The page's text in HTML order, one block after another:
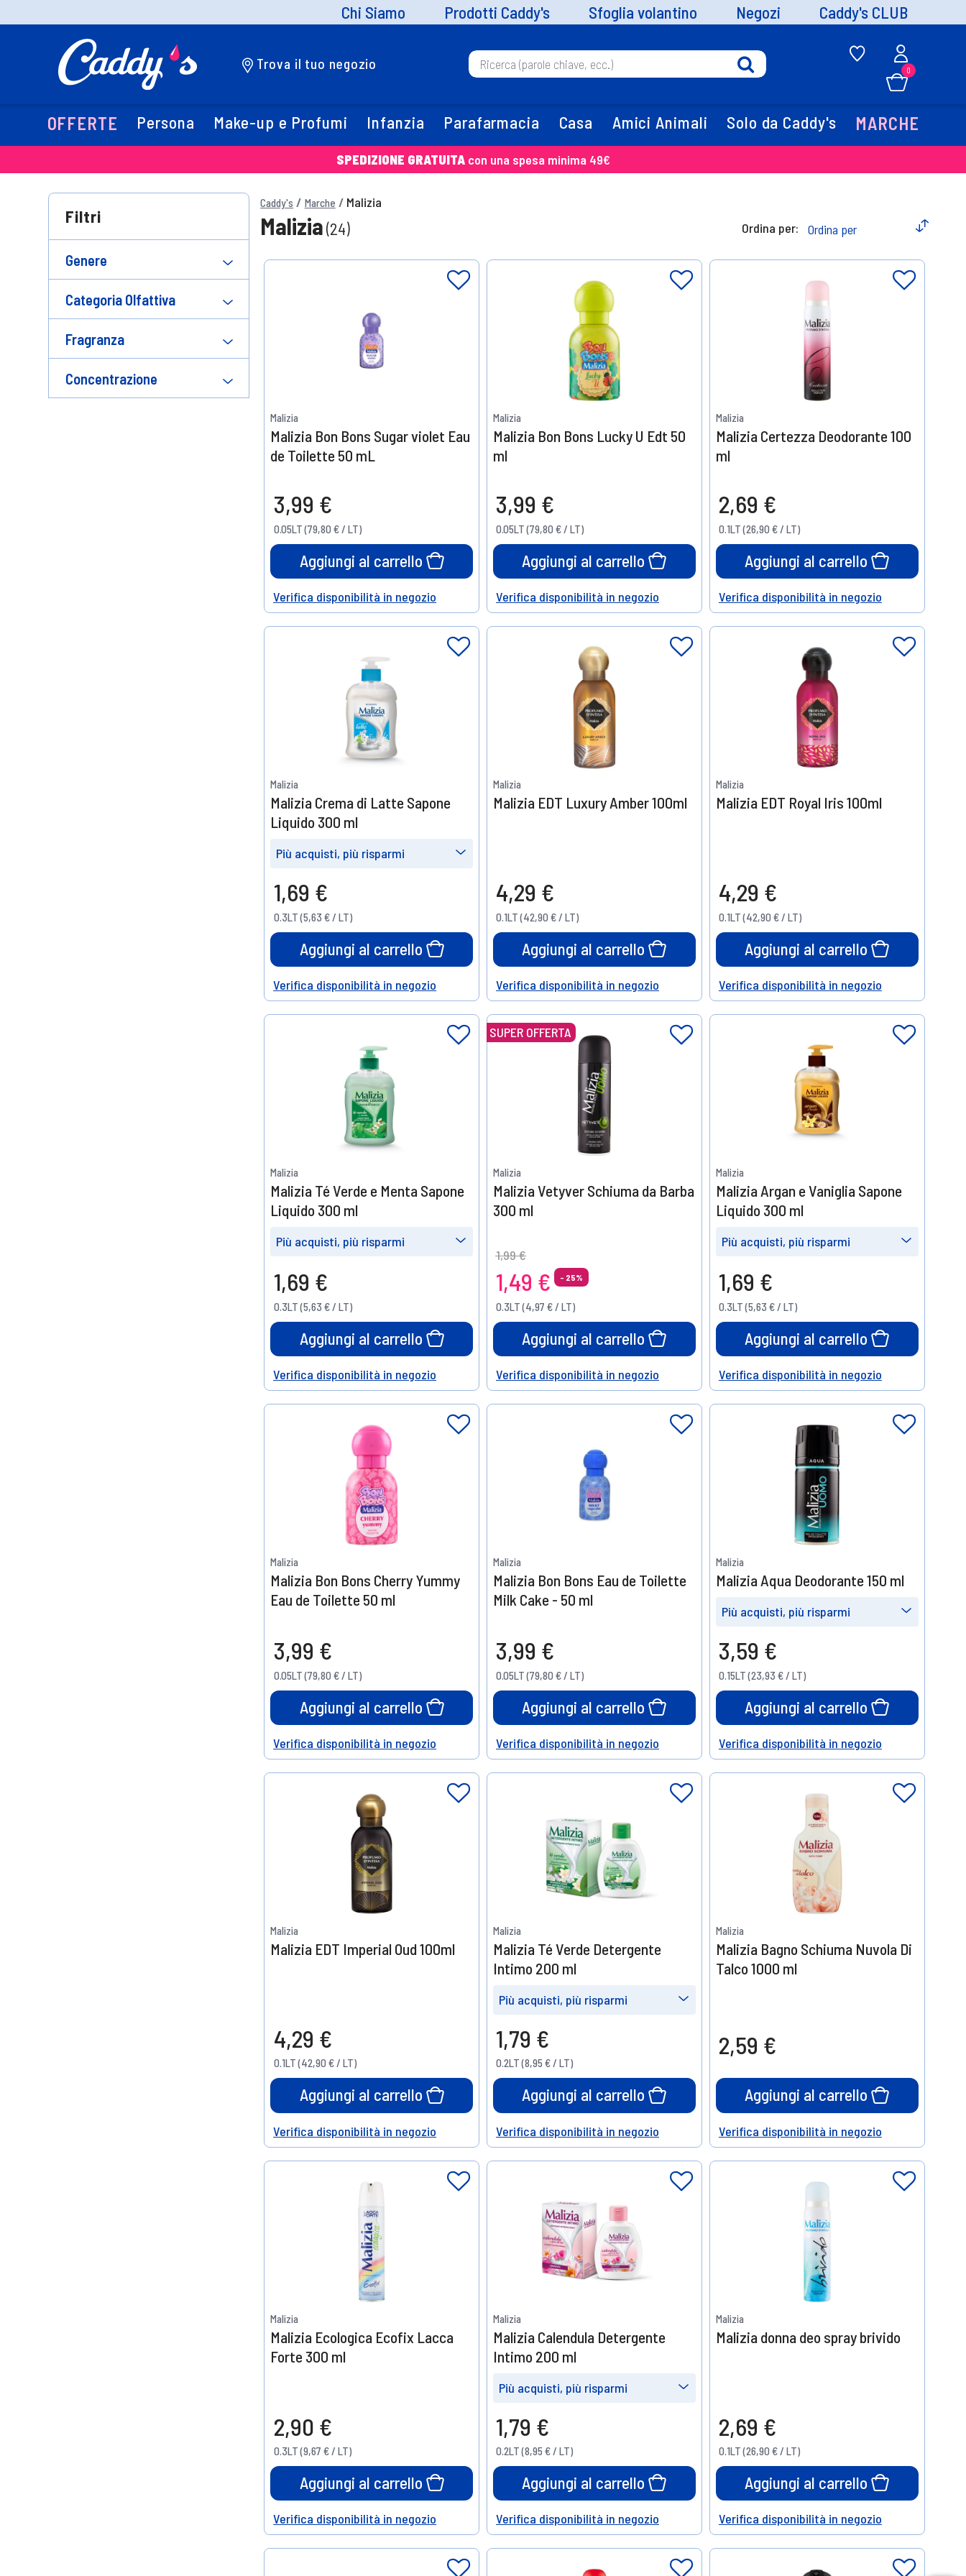
Chi Siamo Prodotti Caddy's Sfoglia volantino Negozi Caddy's CLUB
Trova il tuo negozio 0
OFFERTE Persona Make-up e Profumi Infanzia Parafarmacia Casa Amici Animali Solo da Caddy's MARCHE
SPEDIZIONE GRATUITA con una spesa minima 49€
Filtri
Genere
Categoria Olfattiva
Fragranza
Concentrazione
Caddy's Marche Malizia
Malizia(24) Ordina per:
Malizia
Malizia Bon Bons Sugar violet Eau
de Toilette 50 mL
3,99 €
0.05LT (79,80 € / LT)
Aggiungi al carrello
Help
Verifica disponibilità in negozio
Malizia
Malizia Bon Bons Lucky U Edt 50
ml
3,99 €
0.05LT (79,80 € / LT)
Aggiungi al carrello
Help
Verifica disponibilità in negozio
Malizia
Malizia Certezza Deodorante 100
ml
2,69 €
0.1LT (26,90 € / LT)
Aggiungi al carrello
Help
Verifica disponibilità in negozio
Malizia
Malizia Crema di Latte Sapone
Liquido 300 ml
Più acquisti, più risparmi
3
10%
di sconto di sconto
1,69 €
0.3LT (5,63 € / LT)
Aggiungi al carrello
Help
Verifica disponibilità in negozio
Malizia
Malizia EDT Luxury Amber 100ml
4,29 €
0.1LT (42,90 € / LT)
Aggiungi al carrello
Help
Verifica disponibilità in negozio
Malizia
Malizia EDT Royal Iris 100ml
4,29 €
0.1LT (42,90 € / LT)
Aggiungi al carrello
Help
Verifica disponibilità in negozio
Malizia
Malizia Té Verde e Menta Sapone
Liquido 300 ml
Più acquisti, più risparmi
3
10%
di sconto di sconto
1,69 €
0.3LT (5,63 € / LT)
Aggiungi al carrello
Help
Verifica disponibilità in negozio
SUPER OFFERTA
Malizia
Malizia Vetyver Schiuma da Barba
300 ml
Price reduced from
1,99 €to
1,49 € - 25%
0.3LT (4,97 € / LT)
Aggiungi al carrello
Help
Verifica disponibilità in negozio
Malizia
Malizia Argan e Vaniglia Sapone
Liquido 300 ml
Più acquisti, più risparmi
3
10%
di sconto di sconto
1,69 €
0.3LT (5,63 € / LT)
Aggiungi al carrello
Help
Verifica disponibilità in negozio
Malizia
Malizia Bon Bons Cherry Yummy
Eau de Toilette 50 ml
3,99 €
0.05LT (79,80 € / LT)
Aggiungi al carrello
Help
Verifica disponibilità in negozio
Malizia
Malizia Bon Bons Eau de Toilette
Milk Cake - 50 ml
3,99 €
0.05LT (79,80 € / LT)
Aggiungi al carrello
Help
Verifica disponibilità in negozio
Malizia
Malizia Aqua Deodorante 150 ml
Più acquisti, più risparmi
3
10%
di sconto
15%
di sconto
3,59 €
0.15LT (23,93 € / LT)
Aggiungi al carrello
Help
Verifica disponibilità in negozio
Malizia
Malizia EDT Imperial Oud 100ml
4,29 €
0.1LT (42,90 € / LT)
Aggiungi al carrello
Help
Verifica disponibilità in negozio
Malizia
Malizia Té Verde Detergente
Intimo 200 ml
Più acquisti, più risparmi
3
10%
di sconto di sconto
1,79 €
0.2LT (8,95 € / LT)
Aggiungi al carrello
Help
Verifica disponibilità in negozio
Malizia
Malizia Bagno Schiuma Nuvola Di
Talco 1000 ml
2,59 €
Aggiungi al carrello
Help
Verifica disponibilità in negozio
Malizia
Malizia Ecologica Ecofix Lacca
Forte 300 ml
2,90 €
0.3LT (9,67 € / LT)
Aggiungi al carrello
Help
Verifica disponibilità in negozio
Malizia
Malizia Calendula Detergente
Intimo 200 ml
Più acquisti, più risparmi
3
10%
di sconto di sconto
1,79 €
0.2LT (8,95 € / LT)
Aggiungi al carrello
Help
Verifica disponibilità in negozio
Malizia
Malizia donna deo spray brivido
2,69 €
0.1LT (26,90 € / LT)
Aggiungi al carrello
Help
Verifica disponibilità in negozio